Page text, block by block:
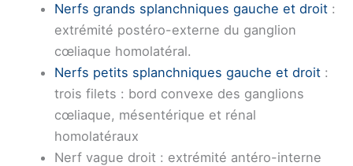
Nerfs grands splanchniques gauche et droit :
extrémité postéro-externe du ganglion
cœliaque homolatéral.
Nerfs petits splanchniques gauche et droit :
trois filets : bord convexe des ganglions
cœliaque, mésentérique et rénal
homolatéraux
Nerf vague droit : extrémité antéro-interne